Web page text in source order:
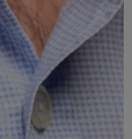
Clermont
Grenoble-Alpes
de Lyon